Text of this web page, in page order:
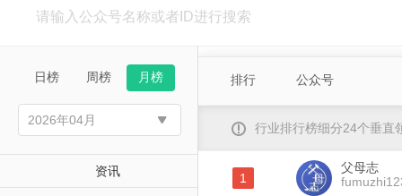
日榜 周榜 月榜
资讯
排行 公众号
行业排行榜细分24个垂直
1
父母志